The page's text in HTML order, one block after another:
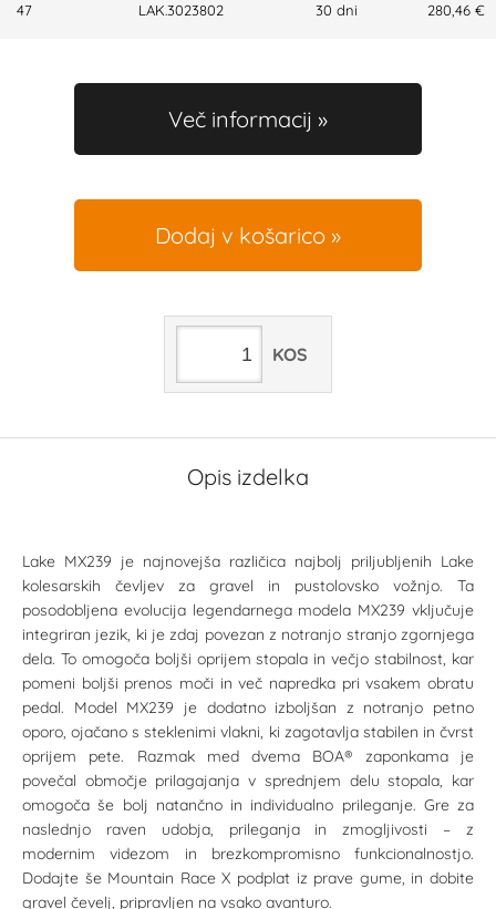
47 LAK.3023802 30 dni 280,46 €
Več informacij
Dodaj v košarico
KOS
Opis izdelka
Lake MX239 je najnovejša različica najbolj priljubljenih Lake
kolesarskih čevljev za gravel in pustolovsko vožnjo. Ta
posodobljena evolucija legendarnega modela MX239 vključuje
integriran jezik, ki je zdaj povezan z notranjo stranjo zgornjega
dela. To omogoča boljši oprijem stopala in večjo stabilnost, kar
pomeni boljši prenos moči in več napredka pri vsakem obratu
pedal. Model MX239 je dodatno izboljšan z notranjo petno
oporo, ojačano s steklenimi vlakni, ki zagotavlja stabilen in čvrst
oprijem pete. Razmak med dvema BOA® zaponkama je
povečal območje prilagajanja v sprednjem delu stopala, kar
omogoča še bolj natančno in individualno prileganje. Gre za
naslednjo raven udobja, prileganja in zmogljivosti – z
modernim videzom in brezkompromisno funkcionalnostjo.
Dodajte še Mountain Race X podplat iz prave gume, in dobite
gravel čevelj, pripravljen na vsako avanturo.